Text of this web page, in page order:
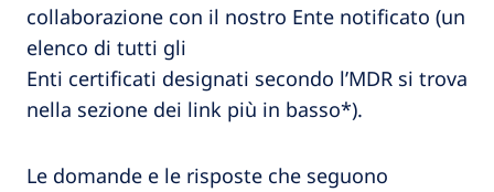
collaborazione con il nostro Ente notificato (un
elenco di tutti gli
Enti certificati designati secondo l’MDR si trova
nella sezione dei link più in basso*).​
Le domande e le risposte che seguono